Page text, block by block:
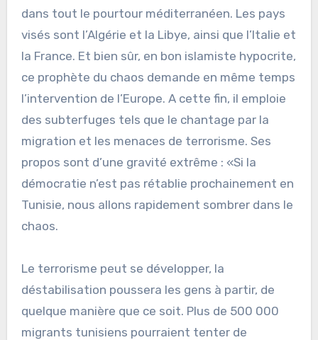
dans tout le pourtour méditerranéen. Les pays
visés sont l’Algérie et la Libye, ainsi que l’Italie et
la France. Et bien sûr, en bon islamiste hypocrite,
ce prophète du chaos demande en même temps
l’intervention de l’Europe. A cette fin, il emploie
des subterfuges tels que le chantage par la
migration et les menaces de terrorisme. Ses
propos sont d’une gravité extrême : «Si la
démocratie n’est pas rétablie prochainement en
Tunisie, nous allons rapidement sombrer dans le
chaos.
Le terrorisme peut se développer, la
déstabilisation poussera les gens à partir, de
quelque manière que ce soit. Plus de 500 000
migrants tunisiens pourraient tenter de